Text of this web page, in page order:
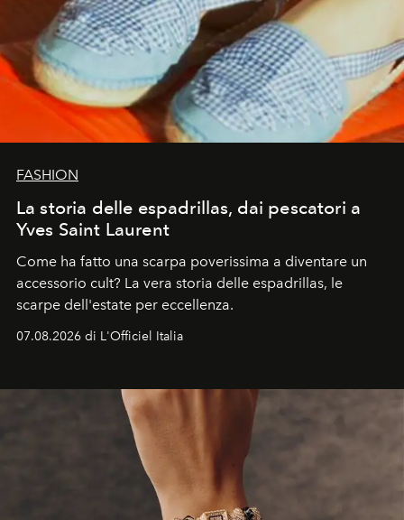
FASHION
La storia delle espadrillas, dai pescatori a
Yves Saint Laurent
Come ha fatto una scarpa poverissima a diventare un
accessorio cult? La vera storia delle espadrillas, le
scarpe dell'estate per eccellenza.
07.08.2026 di L'Officiel Italia